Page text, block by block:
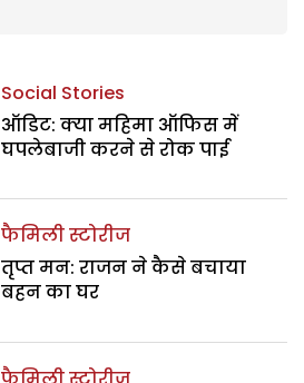
Social Stories
ऑडिट: क्या महिमा ऑफिस में
घपलेबाजी करने से रोक पाई
फैमिली स्टोरीज
तृप्त मन: राजन ने कैसे बचाया
बहन का घर